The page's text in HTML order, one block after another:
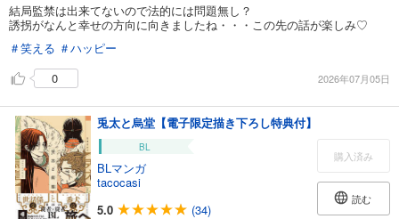
結局監禁は出来てないので法的には問題無し？
誘拐がなんと幸せの方向に向きましたね・・・この先の話が楽しみ♡
＃笑える ＃ハッピー
0
2026年07月05日
兎太と烏堂【電子限定描き下ろし特典付】
BL
BLマンガ
tacocasi
5.0
(34)
購入済み
読む